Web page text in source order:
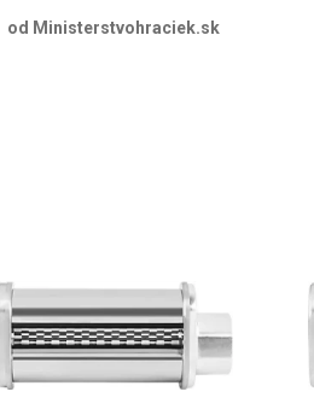
od Ministerstvohraciek.sk